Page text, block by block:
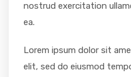
nostrud exercitation
ea.
Lorem ipsum dolor sit
elit, sed do eiusmod